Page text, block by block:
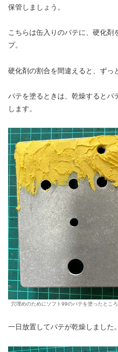
保管しましょう。
こちらは缶入りのパテに、硬化剤
プ。
硬化剤の割合を間違えると、ずっ
パテを塗るときは、乾燥するとパ
します。
穴埋めのためにソフト99のパテを塗ったところ
一日放置してパテが乾燥しました。